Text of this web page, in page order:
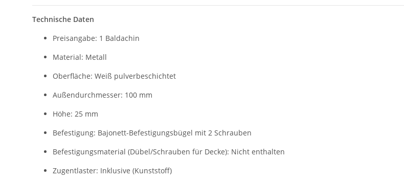
Technische Daten
Preisangabe: 1 Baldachin
Material: Metall
Oberfläche: Weiß pulverbeschichtet
Außendurchmesser: 100 mm
Höhe: 25 mm
Befestigung: Bajonett-Befestigungsbügel mit 2 Schrauben
Befestigungsmaterial (Dübel/Schrauben für Decke): Nicht enthalten
Zugentlaster: Inklusive (Kunststoff)